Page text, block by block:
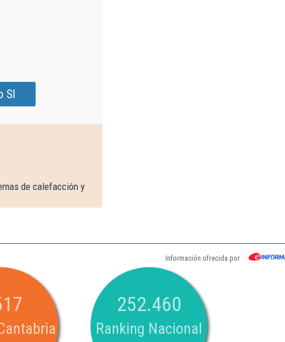
Sl
de calefacción y
Información ofrecida por
252.460
Ranking Nacional